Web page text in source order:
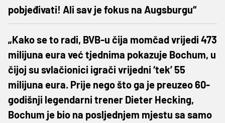
pobjeđivati! Ali sav je fokus na Augsburgu“
„Kako se to radi, BVB-u čija momčad vrijedi 473
milijuna eura već tjednima pokazuje Bochum, u
čijoj su svlačionici igrači vrijedni ‘tek’ 55
milijuna eura. Prije nego što ga je preuzeo 60-
godišnji legendarni trener Dieter Hecking,
Bochum je bio na posljednjem mjestu sa samo